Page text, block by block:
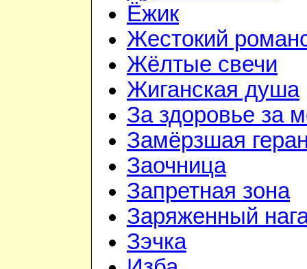
Ёжик
Жестокий
Жёлтые свечи
Жиганская душа
За здоровье за
Замёрзшая
Заочница
Запретная зона
Заряженный
Зэчка